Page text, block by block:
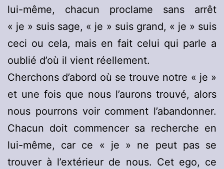
lui-même, chacun proclame sans arrêt
« je » suis sage, « je » suis grand, « je » suis
ceci ou cela, mais en fait celui qui parle a
oublié d’où il vient réellement.
Cherchons d’abord où se trouve notre « je »
et une fois que nous l’aurons trouvé, alors
nous pourrons voir comment l’abandonner.
Chacun doit commencer sa recherche en
lui-même, car ce « je » ne peut pas se
trouver à l’extérieur de nous. Cet ego, ce